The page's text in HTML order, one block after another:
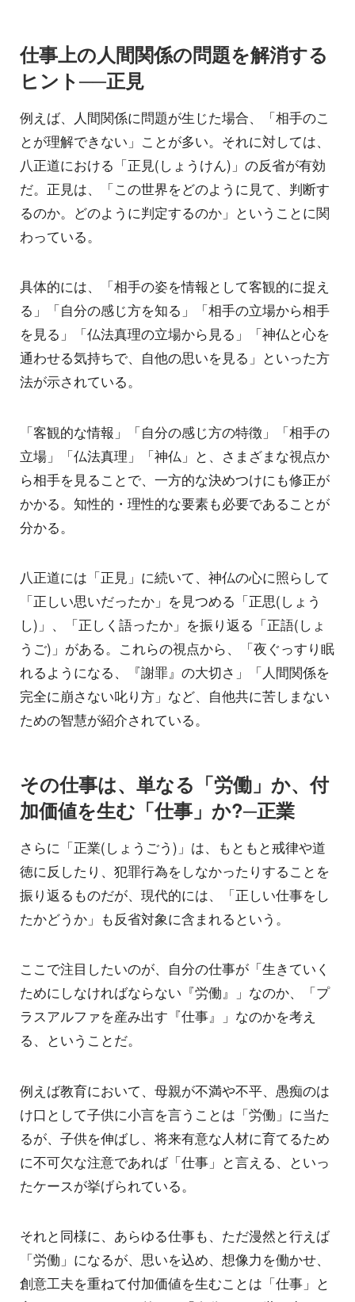
仕事上の人間関係の問題を解消する
ヒント──正見
例えば、人間関係に問題が生じた場合、「相手のこ
とが理解できない」ことが多い。それに対しては、
八正道における「正見(しょうけん)」の反省が有効
だ。正見は、「この世界をどのように見て、判断す
るのか。どのように判定するのか」ということに関
わっている。
具体的には、「相手の姿を情報として客観的に捉え
る」「自分の感じ方を知る」「相手の立場から相手
を見る」「仏法真理の立場から見る」「神仏と心を
通わせる気持ちで、自他の思いを見る」といった方
法が示されている。
「客観的な情報」「自分の感じ方の特徴」「相手の
立場」「仏法真理」「神仏」と、さまざまな視点か
ら相手を見ることで、一方的な決めつけにも修正が
かかる。知性的・理性的な要素も必要であることが
分かる。
八正道には「正見」に続いて、神仏の心に照らして
「正しい思いだったか」を見つめる「正思(しょう
し)」、「正しく語ったか」を振り返る「正語(しょ
うご)」がある。これらの視点から、「夜ぐっすり眠
れるようになる、『謝罪』の大切さ」「人間関係を
完全に崩さない叱り方」など、自他共に苦しまない
ための智慧が紹介されている。
その仕事は、単なる「労働」か、付
加価値を生む「仕事」か?─正業
さらに「正業(しょうごう)」は、もともと戒律や道
徳に反したり、犯罪行為をしなかったりすることを
振り返るものだが、現代的には、「正しい仕事をし
たかどうか」も反省対象に含まれるという。
ここで注目したいのが、自分の仕事が「生きていく
ためにしなければならない『労働』」なのか、「プ
ラスアルファを産み出す『仕事』」なのかを考え
る、ということだ。
例えば教育において、母親が不満や不平、愚痴のは
け口として子供に小言を言うことは「労働」に当た
るが、子供を伸ばし、将来有意な人材に育てるため
に不可欠な注意であれば「仕事」と言える、といっ
たケースが挙げられている。
それと同様に、あらゆる仕事も、ただ漫然と行えば
「労働」になるが、思いを込め、想像力を働かせ、
創意工夫を重ねて付加価値を生むことは「仕事」と